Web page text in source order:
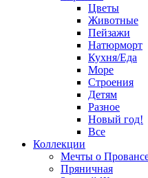
Цветы
Животные
Пейзажи
Натюрморт
Кухня/Еда
Море
Строения
Детям
Разное
Новый год!
Все
Коллекции
Мечты о
Пряничная